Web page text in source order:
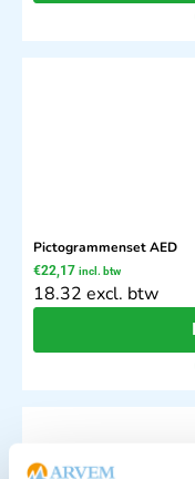
Pictogrammenset AED
€22,17 incl. btw
18.32 excl. btw